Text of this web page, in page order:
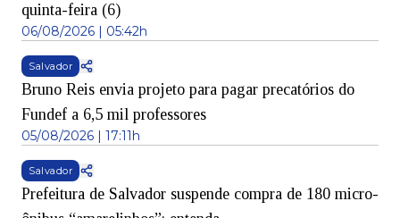
quinta-feira (6)
06/08/2026 | 05:42h
Salvador
Bruno Reis envia projeto para pagar precatórios do
Fundef a 6,5 mil professores
05/08/2026 | 17:11h
Salvador
Prefeitura de Salvador suspende compra de 180 micro-